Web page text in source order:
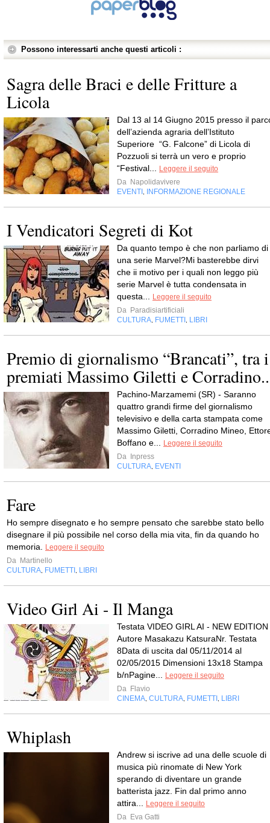
Possono interessarti anche questi articoli :
Sagra delle Braci e delle Fritture a
Licola
Dal 13 al 14 Giugno 2015 presso il
dell’azienda agraria dell’Istituto
Superiore “G. Falcone” di Licola di
Pozzuoli si terrà un vero e proprio
“Festival...
Leggere il seguito
Da Napolidavivere
EVENTI
INFORMAZIONE REGIONALE
I Vendicatori Segreti di Kot
Da quanto tempo è che non parliamo di
una serie Marvel?Mi basterebbe dirvi
che ii motivo per i quali non leggo più
serie Marvel è tutta condensata in
questa...
Leggere il seguito
Da Paradisiartificiali
CULTURA FUMETTI LIBRI
Premio di giornalismo “Brancati”, tra i
premiati Massimo Giletti e
Pachino-Marzamemi (SR) - Saranno
quattro grandi firme del giornalismo
televisivo e della carta stampata come
Massimo Giletti, Corradino Mineo,
Boffano e...
Leggere il seguito
Da
Inpress
CULTURA EVENTI
Fare
Ho sempre disegnato e ho sempre pensato che sarebbe stato bello
disegnare il più possibile nel corso della mia vita, fin da quando ho
memoria.
Leggere il seguito
Da Martinello
CULTURA FUMETTI LIBRI
Video Girl Ai - Il Manga
Testata VIDEO GIRL AI - NEW EDITION
Autore Masakazu KatsuraNr. Testata
8Data di uscita dal 05/11/2014 al
02/05/2015 Dimensioni 13x18 Stampa
b/nPagine...
Leggere il seguito
Da Flavio
CINEMA CULTURA FUMETTI LIBRI
Whiplash
Andrew si iscrive ad una delle scuole di
musica più rinomate di New York
sperando di diventare un grande
batterista jazz. Fin dal primo anno
attira...
Leggere il seguito
Da Eva Gatti